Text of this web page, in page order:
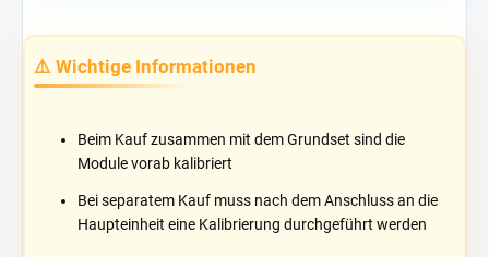
⚠️ Wichtige Informationen
Beim Kauf zusammen mit dem Grundset sind die
Module vorab kalibriert
Bei separatem Kauf muss nach dem Anschluss an die
Haupteinheit eine Kalibrierung durchgeführt werden